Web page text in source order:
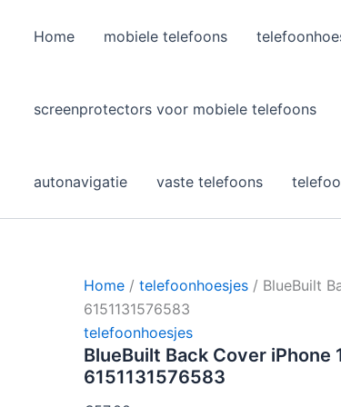
Home mobiele telefoons
screenprotectors voor mobiele telefoons
autonavigatie vaste telefoons
Home / telefoonhoesjes / BlueBuilt
6151131576583
telefoonhoesjes
BlueBuilt Back Cover
6151131576583